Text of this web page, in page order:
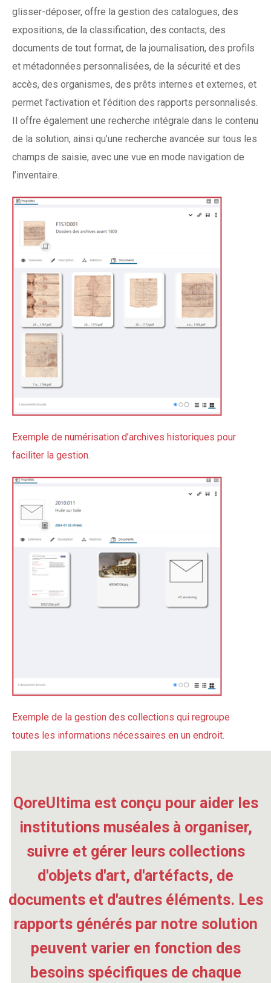
glisser-déposer, offre la gestion des catalogues, des
expositions, de la classification, des contacts, des
documents de tout format, de la journalisation, des profils
et métadonnées personnalisées, de la sécurité et des
accès, des organismes, des prêts internes et externes, et
permet l’activation et l’édition des rapports personnalisés.
Il offre également une recherche intégrale dans le contenu
de la solution, ainsi qu’une recherche avancée sur tous les
champs de saisie, avec une vue en mode navigation de
l’inventaire.
Exemple de numérisation d’archives historiques pour
faciliter la gestion.
Exemple de la gestion des collections qui regroupe
toutes les informations nécessaires en un endroit.
QoreUltima est conçu pour aider les
institutions muséales à organiser,
suivre et gérer leurs collections
d'objets d'art, d'artéfacts, de
documents et d'autres éléments. Les
rapports générés par notre solution
peuvent varier en fonction des
besoins spécifiques de chaque